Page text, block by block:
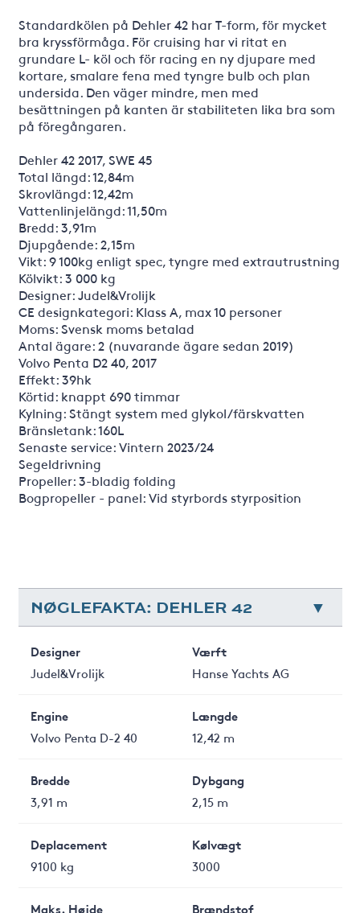
Standardkölen på Dehler 42 har T-form, för mycket
bra kryssförmåga. För cruising har vi ritat en
grundare L- köl och för racing en ny djupare med
kortare, smalare fena med tyngre bulb och plan
undersida. Den väger mindre, men med
besättningen på kanten är stabiliteten lika bra som
på föregångaren.
Dehler 42 2017, SWE 45
Total längd: 12,84m
Skrovlängd: 12,42m
Vattenlinjelängd: 11,50m
Bredd: 3,91m
Djupgående: 2,15m
Vikt: 9 100kg enligt spec, tyngre med extrautrustning
Kölvikt: 3 000 kg
Designer: Judel&Vrolijk
CE designkategori: Klass A, max 10 personer
Moms: Svensk moms betalad
Antal ägare: 2 (nuvarande ägare sedan 2019)
Volvo Penta D2 40, 2017
Effekt: 39hk
Körtid: knappt 690 timmar
Kylning: Stängt system med glykol/färskvatten
Bränsletank: 160L
Senaste service: Vintern 2023/24
Segeldrivning
Propeller: 3-bladig folding
Bogpropeller - panel: Vid styrbords styrposition
NØGLEFAKTA: DEHLER 42
Designer
Judel&Vrolijk
Værft
Hanse Yachts AG
Engine
Volvo Penta D-2 40
Længde
12,42 m
Bredde
3,91 m
Dybgang
2,15 m
Deplacement
9100 kg
Kølvægt
3000
Maks. Højde Brændstof